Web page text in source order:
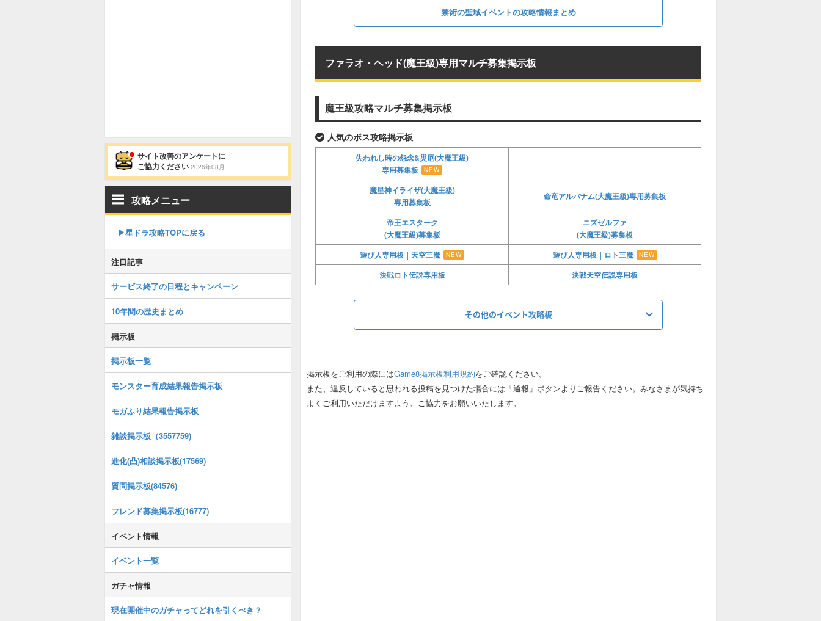
禁術の聖域イベントの攻略情報まとめ
ファラオ・ヘッド(魔王級)専用マルチ募集掲示板
魔王級攻略マルチ募集掲示板
人気のボス攻略掲示板
失われし時の怨念&災厄(大魔王級)
専用募集板
NEW
魔星神イライザ(大魔王級)
専用募集板
命竜アルバナム(大魔王級)専用募集板
帝王エスターク
(大魔王級)募集板
ニズゼルファ
(大魔王級)募集板
遊び人専用板｜天空三魔
NEW 遊び人専用板｜ロト三魔 NEW
決戦ロト伝説専用板 決戦天空伝説専用板
その他のイベント攻略板
ゾーマ募集板
古代遺跡募集板
デスタムーア募集板
掲示板をご利用の際にはGame8掲示板利用規約をご確認ください。
また、違反していると思われる投稿を見つけた場合には「通報」ボタンよりご報告ください。みなさまが気持ち
よくご利用いただけますよう、ご協力をお願いいたします。
サイト改善のアンケートに
ご協力ください 2026年08月
攻略メニュー
▶︎星ドラ攻略TOPに戻る
注目記事
サービス終了の日程とキャンペーン
10年間の歴史まとめ
掲示板
掲示板一覧
モンスター育成結果報告掲示板
モガふり結果報告掲示板
雑談掲示板（3557759)
進化(凸)相談掲示板(17569)
質問掲示板(84576)
フレンド募集掲示板(16777)
イベント情報
イベント一覧
ガチャ情報
現在開催中のガチャってどれを引くべき？